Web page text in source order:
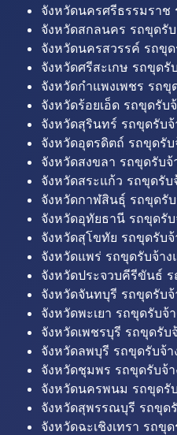
จังหวัดนครศรีธรรมราช
จังหวัดสกลนคร รถขุดรั
จังหวัดนครสวรรค์ รถขุ
จังหวัดศรีสะเกษ รถขุดรั
จังหวัดกำแพงเพชร รถขุ
จังหวัดร้อยเอ็ด รถขุดรับ
จังหวัดสุรินทร์ รถขุดรับ
จังหวัดอุตรดิตถ์ รถขุดรั
จังหวัดสงขลา รถขุดรับ
จังหวัดสระแก้ว รถขุดรั
จังหวัดกาฬสินธุ์ รถขุดรั
จังหวัดอุทัยธานี รถขุดรั
จังหวัดสุโขทัย รถขุดรับ
จังหวัดแพร่ รถขุดรับจ้า
จังหวัดประจวบคีรีขันธ์
จังหวัดจันทบุรี รถขุดรับ
จังหวัดพะเยา รถขุดรับจ้
จังหวัดเพชรบุรี รถขุดรับ
จังหวัดลพบุรี รถขุดรับจ้
จังหวัดชุมพร รถขุดรับจ้
จังหวัดนครพนม รถขุดรั
จังหวัดสุพรรณบุรี รถขุด
จังหวัดฉะเชิงเทรา รถขุ